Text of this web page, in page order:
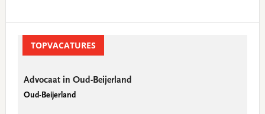
SidebarTOPVACATURES
Advocaat in Oud-Beijerland
Oud-Beijerland